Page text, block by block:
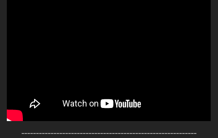
------------------------------------------------------------